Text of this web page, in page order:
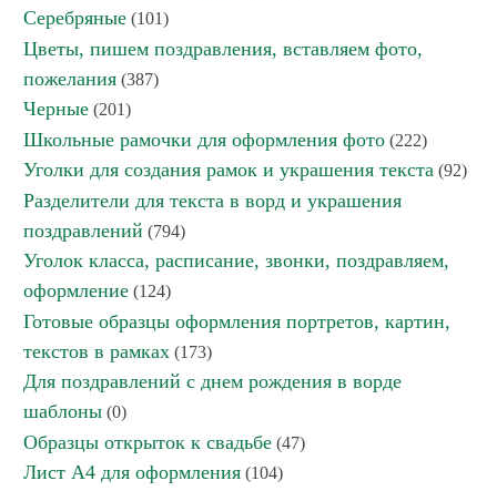
Серебряные (101)
Цветы, пишем поздравления, вставляем фото,
пожелания (387)
Черные (201)
Школьные рамочки для оформления фото (222)
Уголки для создания рамок и украшения текста (92)
Разделители для текста в ворд и украшения
поздравлений (794)
Уголок класса, расписание, звонки, поздравляем,
оформление (124)
Готовые образцы оформления портретов, картин,
текстов в рамках (173)
Для поздравлений с днем рождения в ворде
шаблоны (0)
Образцы открыток к свадьбе (47)
Лист А4 для оформления (104)